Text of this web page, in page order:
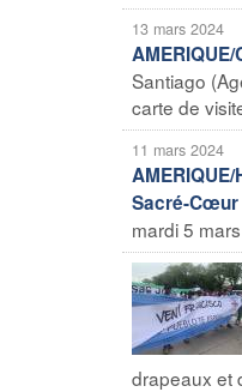
13 mars 2024
Santiago
carte de
11 mars 2024
Sacré-Cœur
mardi 5
drapeaux et